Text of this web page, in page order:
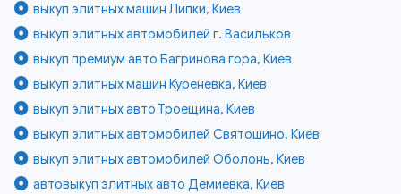
выкуп элитных машин Липки, Киев
выкуп элитных автомобилей г. Васильков
выкуп премиум авто Багринова гора, Киев
выкуп элитных машин Куреневка, Киев
выкуп элитных авто Троещина, Киев
выкуп элитных автомобилей Святошино, Киев
выкуп элитных автомобилей Оболонь, Киев
автовыкуп элитных авто Демиевка, Киев